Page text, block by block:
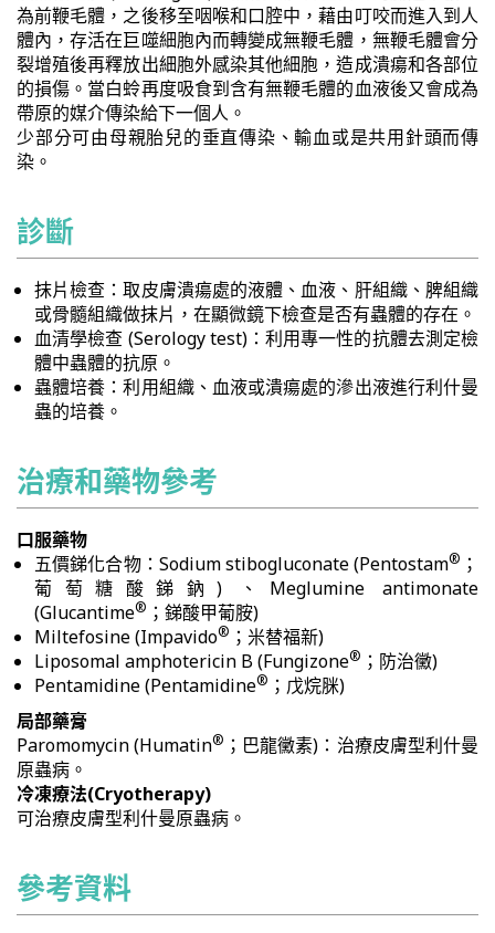
為前鞭毛體，之後移至咽喉和口腔中，藉由叮咬而進入到人
體內，存活在巨噬細胞內而轉變成無鞭毛體，無鞭毛體會分
裂增殖後再釋放出細胞外感染其他細胞，造成潰瘍和各部位
的損傷。當白蛉再度吸食到含有無鞭毛體的血液後又會成為
帶原的媒介傳染給下一個人。
少部分可由母親胎兒的垂直傳染、輸血或是共用針頭而傳
染。
診斷
抹片檢查：取皮膚潰瘍處的液體、血液、肝組織、脾組織
或骨髓組織做抹片，在顯微鏡下檢查是否有蟲體的存在。
血清學檢查 (Serology test)：利用專一性的抗體去測定檢
體中蟲體的抗原。
蟲體培養：利用組織、血液或潰瘍處的滲出液進行利什曼
蟲的培養。
治療和藥物參考
口服藥物
五價銻化合物：Sodium stibogluconate (Pentostam® ；
葡萄糖酸銻鈉) 、Meglumine antimonate
(Glucantime® ；銻酸甲葡胺)
Miltefosine (Impavido® ；米替福新)
Liposomal amphotericin B (Fungizone® ；防治黴)
Pentamidine (Pentamidine® ；戊烷脒)
局部藥膏
Paromomycin (Humatin® ；巴龍黴素)：治療皮膚型利什曼
原蟲病。
冷凍療法(Cryotherapy)
可治療皮膚型利什曼原蟲病。
參考資料